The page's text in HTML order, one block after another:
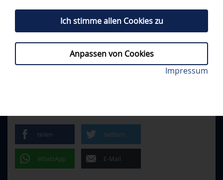
Neuer Zuschauerrekord in der DEL. Foto: Citypress
// DONNERSTAG, 06.03.2025
teilen twittern
WhatsApp E-Mail
Ich stimme allen Cookies zu
Anpassen von Cookies
Impressum